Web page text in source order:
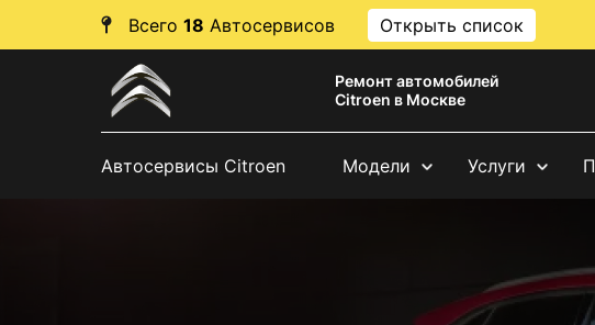
Всего 18 Автосервисов Открыть список
Ремонт автомобилей
Citroen в Москве
Автосервисы Citroen Модели Услуги